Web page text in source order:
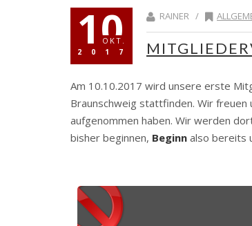
10
OKT.
2017
RAINER /
Am 10.10.2017 wird unsere erste
Braunschweig stattfinden. Wir freuen
aufgenommen haben. Wir werden
bisher beginnen, Beginn also bereits